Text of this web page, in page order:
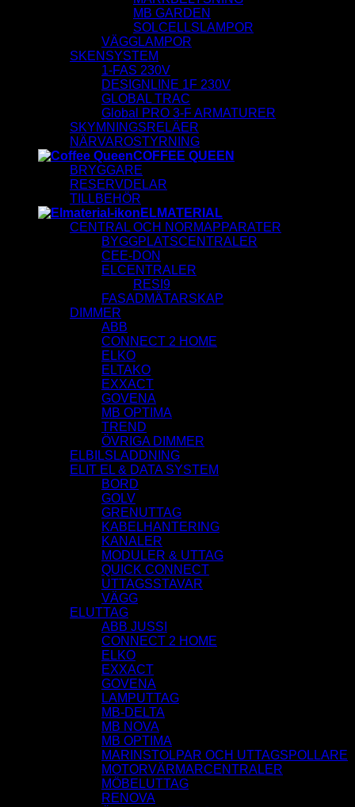
MB GARDEN
SOLCELLSLAMPOR
VÄGGLAMPOR
SKENSYSTEM
1-FAS 230V
DESIGNLINE 1F 230V
GLOBAL TRAC
Global PRO 3-F ARMATURER
SKYMNINGSRELÄER
NÄRVAROSTYRNING
COFFEE QUEEN
BRYGGARE
RESERVDELAR
TILLBEHÖR
ELMATERIAL
CENTRAL OCH NORMAPPARATER
BYGGPLATSCENTRALER
CEE-DON
ELCENTRALER
RESI9
FASADMÄTARSKAP
DIMMER
ABB
CONNECT 2 HOME
ELKO
ELTAKO
EXXACT
GOVENA
MB OPTIMA
TREND
ÖVRIGA DIMMER
ELBILSLADDNING
ELIT EL & DATA SYSTEM
BORD
GOLV
GRENUTTAG
KABELHANTERING
KANALER
MODULER & UTTAG
QUICK CONNECT
UTTAGSSTAVAR
VÄGG
ELUTTAG
ABB JUSSI
CONNECT 2 HOME
ELKO
EXXACT
GOVENA
LAMPUTTAG
MB-DELTA
MB NOVA
MB OPTIMA
MARINSTOLPAR OCH UTTAGSPOLLARE
MOTORVÄRMARCENTRALER
MÖBELUTTAG
RENOVA